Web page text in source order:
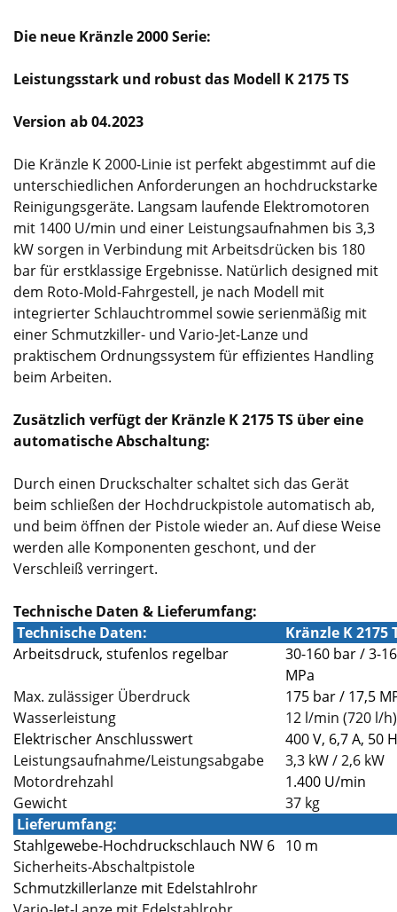
Die neue Kränzle 2000 Serie:
Leistungsstark und robust das Modell K 2175 TS
Version ab 04.2023
Die Kränzle K 2000-Linie ist perfekt abgestimmt auf die
unterschiedlichen Anforderungen an hochdruckstarke
Reinigungsgeräte. Langsam laufende Elektromotoren
mit 1400 U/min und einer Leistungsaufnahmen bis 3,3
kW sorgen in Verbindung mit Arbeitsdrücken bis 180
bar für erstklassige Ergebnisse. Natürlich designed mit
dem Roto-Mold-Fahrgestell, je nach Modell mit
integrierter Schlauchtrommel sowie serienmäßig mit
einer Schmutzkiller- und Vario-Jet-Lanze und
praktischem Ordnungssystem für effizientes Handling
beim Arbeiten.
Zusätzlich verfügt der Kränzle K 2175 TS über eine
automatische Abschaltung:
Durch einen Druckschalter schaltet sich das Gerät
beim schließen der Hochdruckpistole automatisch ab,
und beim öffnen der Pistole wieder an. Auf diese Weise
werden alle Komponenten geschont, und der
Verschleiß verringert.
Technische Daten & Lieferumfang:
Technische Daten:
Kränzle K 2175
Arbeitsdruck, stufenlos regelbar
30-160 bar / 3-16
MPa
Max. zulässiger Überdruck
175 bar / 17,5
Wasserleistung
12 l/min (720 l/h)
Elektrischer Anschlusswert
400 V, 6,7 A, 50
Leistungsaufnahme/Leistungsabgabe
3,3 kW / 2,6 kW
Motordrehzahl
1.400 U/min
Gewicht
37 kg
Lieferumfang:
Stahlgewebe-Hochdruckschlauch NW 6 10 m
Sicherheits-Abschaltpistole
Schmutzkillerlanze mit Edelstahlrohr